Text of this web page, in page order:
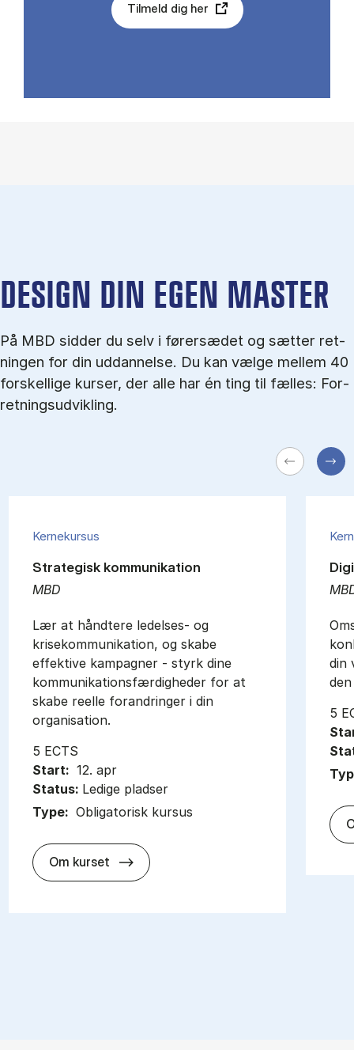
Tilmeld dig her
DESIGN DIN EGEN MASTER
På MBD sid­der du selv i fø­rer­sæ­det og sæt­ter ret­
nin­gen for din ud­dan­nel­se. Du kan væl­ge mel­lem 40
for­skel­li­ge kur­ser, der alle har én ting til fæl­les: For­
ret­nings­ud­vik­ling.
Kernekursus
MBD
Strategisk kommunikation
Lær at håndtere ledelses- og
krisekommunikation, og skabe
effektive kampagner - styrk dine
kommunikationsfærdigheder for at
skabe reelle forandringer i din
organisation.
5 ECTS
Start: 12. apr
Status: Ledige pladser
Type: Obligatorisk kursus
Om kurset about
din
5